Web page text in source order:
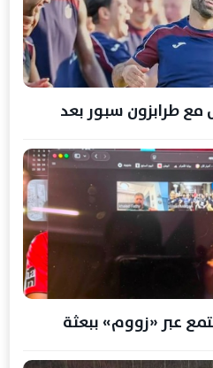
مع طرابزون سبور بعد
عبر «زووم» ببعثة